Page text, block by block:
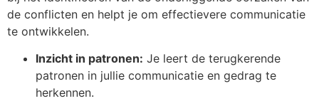
de conflicten en helpt je om effectievere communicatie
te ontwikkelen.
Inzicht in patronen: Je leert de terugkerende
patronen in jullie communicatie en gedrag te
herkennen.